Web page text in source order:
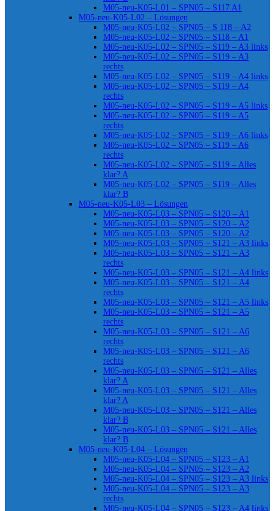
M05-neu-K05-L01 – SPN05 – S117 A1
M05-neu-K05-L02 – Lösungen
M05-neu-K05-L02 – SPN05 – S 118 – A2
M05-neu-K05-L02 – SPN05 – S118 – A1
M05-neu-K05-L02 – SPN05 – S119 – A3 links
M05-neu-K05-L02 – SPN05 – S119 – A3
rechts
M05-neu-K05-L02 – SPN05 – S119 – A4 links
M05-neu-K05-L02 – SPN05 – S119 – A4
rechts
M05-neu-K05-L02 – SPN05 – S119 – A5 links
M05-neu-K05-L02 – SPN05 – S119 – A5
rechts
M05-neu-K05-L02 – SPN05 – S119 – A6 links
M05-neu-K05-L02 – SPN05 – S119 – A6
rechts
M05-neu-K05-L02 – SPN05 – S119 – Alles
klar? A
M05-neu-K05-L02 – SPN05 – S119 – Alles
klar? B
M05-neu-K05-L03 – Lösungen
M05-neu-K05-L03 – SPN05 – S120 – A1
M05-neu-K05-L03 – SPN05 – S120 – A2
M05-neu-K05-L03 – SPN05 – S120 – A2
M05-neu-K05-L03 – SPN05 – S121 – A3 links
M05-neu-K05-L03 – SPN05 – S121 – A3
rechts
M05-neu-K05-L03 – SPN05 – S121 – A4 links
M05-neu-K05-L03 – SPN05 – S121 – A4
rechts
M05-neu-K05-L03 – SPN05 – S121 – A5 links
M05-neu-K05-L03 – SPN05 – S121 – A5
rechts
M05-neu-K05-L03 – SPN05 – S121 – A6
rechts
M05-neu-K05-L03 – SPN05 – S121 – A6
rechts
M05-neu-K05-L03 – SPN05 – S121 – Alles
klar? A
M05-neu-K05-L03 – SPN05 – S121 – Alles
klar? A
M05-neu-K05-L03 – SPN05 – S121 – Alles
klar? B
M05-neu-K05-L03 – SPN05 – S121 – Alles
klar? B
M05-neu-K05-L04 – Lösungen
M05-neu-K05-L04 – SPN05 – S123 – A1
M05-neu-K05-L04 – SPN05 – S123 – A2
M05-neu-K05-L04 – SPN05 – S123 – A3 links
M05-neu-K05-L04 – SPN05 – S123 – A3
rechts
M05-neu-K05-L04 – SPN05 – S123 – A4 links